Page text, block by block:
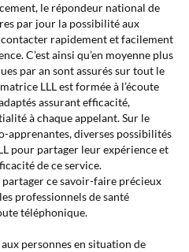
le répondeur national de
par jour la possibilité aux
rapidement et facilement
C’est ainsi qu’en moyenne plus
par an sont assurés sur tout le
LLL est formée à l’écoute
assurant efficacité,
à chaque appelant. Sur le
apprenantes, diverses possibilités
pour partager leur expérience et
de ce service.
ce savoir-faire précieux
professionnels de santé
téléphonique.
personnes en situation de